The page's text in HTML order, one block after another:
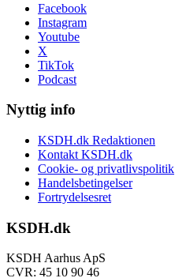
Facebook
Instagram
Youtube
X
TikTok
Podcast
Nyttig info
KSDH.dk Redaktionen
Kontakt KSDH.dk
Cookie- og privatlivspolitik
Handelsbetingelser
Fortrydelsesret
KSDH.dk
KSDH Aarhus ApS
CVR: 45 10 90 46